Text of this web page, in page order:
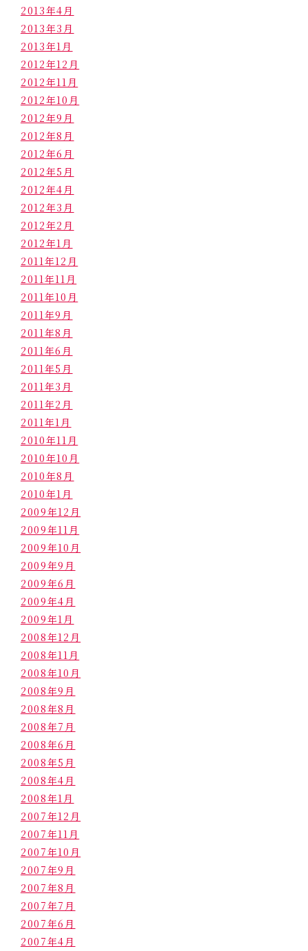
2013年4月
2013年3月
2013年1月
2012年12月
2012年11月
2012年10月
2012年9月
2012年8月
2012年6月
2012年5月
2012年4月
2012年3月
2012年2月
2012年1月
2011年12月
2011年11月
2011年10月
2011年9月
2011年8月
2011年6月
2011年5月
2011年3月
2011年2月
2011年1月
2010年11月
2010年10月
2010年8月
2010年1月
2009年12月
2009年11月
2009年10月
2009年9月
2009年6月
2009年4月
2009年1月
2008年12月
2008年11月
2008年10月
2008年9月
2008年8月
2008年7月
2008年6月
2008年5月
2008年4月
2008年1月
2007年12月
2007年11月
2007年10月
2007年9月
2007年8月
2007年7月
2007年6月
2007年4月